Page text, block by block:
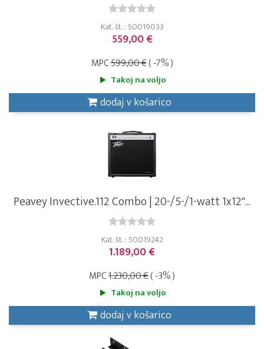
Kat. št. : 50019033
559,00 €
MPC599,00 €( -7% )
Takoj na voljo
dodaj v košarico
Peavey Invective.112 Combo | 20-/5-/1-watt 1x12"...
Kat. št. : 50019242
1.189,00 €
MPC1.230,00 €( -3% )
Takoj na voljo
dodaj v košarico